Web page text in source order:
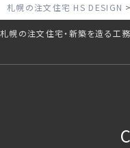
札幌の注文住宅 HS DESIGN
札幌の注文住宅・新築を造る工